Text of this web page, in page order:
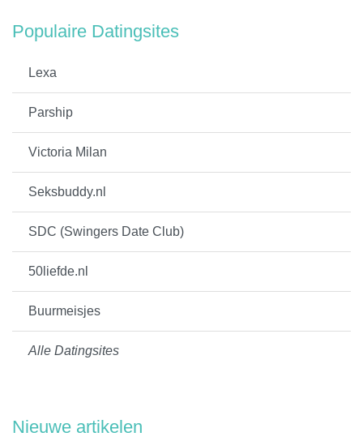
Populaire Datingsites
Lexa
Parship
Victoria Milan
Seksbuddy.nl
SDC (Swingers Date Club)
50liefde.nl
Buurmeisjes
Alle Datingsites
Nieuwe artikelen